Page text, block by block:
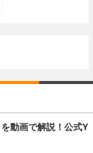
動画で解説！公式Y